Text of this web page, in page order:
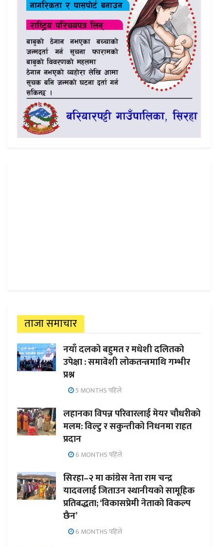
ताजा समाचार
नयाँ दलको बहुमत र मधेशी दलितको
उपेक्षा : समावेशी लोकतन्त्रमाथि गम्भीर
प्रश्न
5 MONTHS पहिले
लहानका विपन्न परिवारलाई मेयर चौधरीको
मलम: विल्टु र सकुन्तीको निधनमा राहत
प्रदान
6 MONTHS पहिले
सिरहा–२ मा कांग्रेस नेता राम चन्द्र
यादवलाई जिताउन स्थानीयको सामूहिक
प्रतिबद्धता; ‘विकासप्रेमी नेताको विकल्प
छैन’
6 MONTHS पहिले